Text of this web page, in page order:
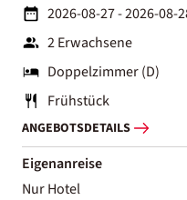
2026-08-27 - 2026-08-
2 Erwachsene
Doppelzimmer (D)
Frühstück
ANGEBOTSDETAILS
Eigenanreise
Nur Hotel